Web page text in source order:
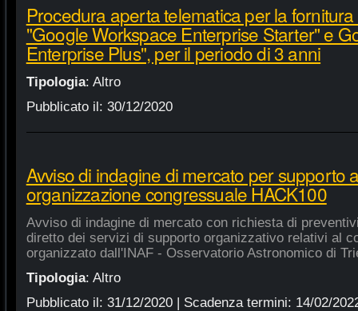
Procedura aperta telematica per la
"Google Workspace Enterprise Starter" e
Enterprise Plus", per il periodo di 3 anni
Tipologia: Altro
Pubblicato il: 30/12/2020
Avviso di indagine di mercato per supporto
organizzazione congressuale HACK100
Avviso di indagine di mercato con richiesta di
diretto dei servizi di supporto organizzativo relativi al
organizzato dall'INAF - Osservatorio Astronomico di
Tipologia: Altro
Pubblicato il: 31/12/2020| Scadenza termini: 14/02/